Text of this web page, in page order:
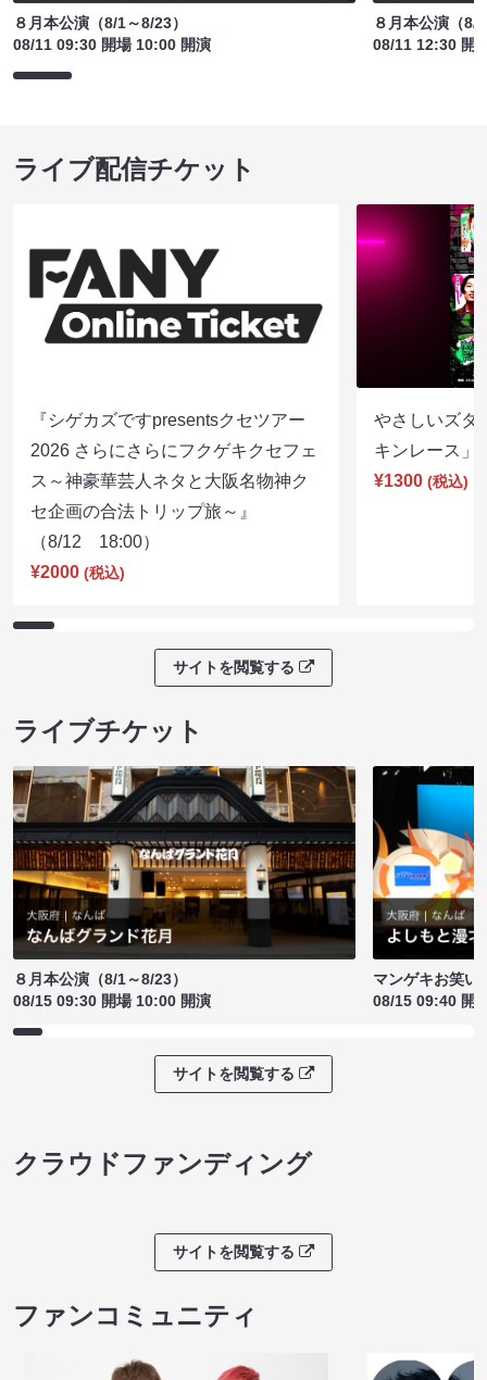
８月本公演（8/1～8/23）
08/11 09:30 開場 10:00 開演
８月本公演（8/
08/11 12:30 開
ライブ配信チケット
『シゲカズですpresentsクセツアー
2026 さらにさらにフクゲキクセフェ
ス～神豪華芸人ネタと大阪名物神ク
セ企画の合法トリップ旅～』
（8/12 18:00）
¥2000 (税込)
やさしいズタ
キンレース
¥1300 (税込)
サイトを閲覧する
ライブチケット
８月本公演（8/1～8/23）
08/15 09:30 開場 10:00 開演
マンゲキお笑い
08/15 09:40 開
サイトを閲覧する
クラウドファンディング
サイトを閲覧する
ファンコミュニティ